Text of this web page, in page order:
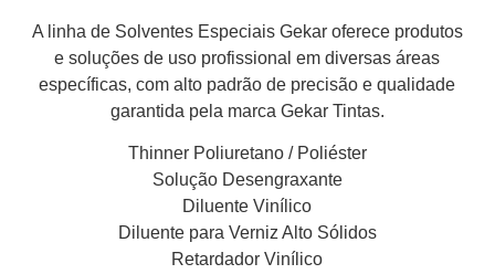
A linha de Solventes Especiais Gekar oferece produtos
e soluções de uso profissional em diversas áreas
específicas, com alto padrão de precisão e qualidade
garantida pela marca Gekar Tintas.
Thinner Poliuretano / Poliéster
Solução Desengraxante
Diluente Vinílico
Diluente para Verniz Alto Sólidos
Retardador Vinílico